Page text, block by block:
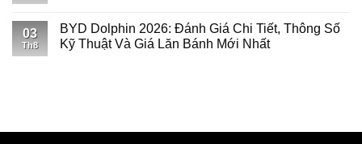
03
Th8
BYD Dolphin 2026: Đánh Giá Chi Tiết, Thông Số
Kỹ Thuật Và Giá Lăn Bánh Mới Nhất